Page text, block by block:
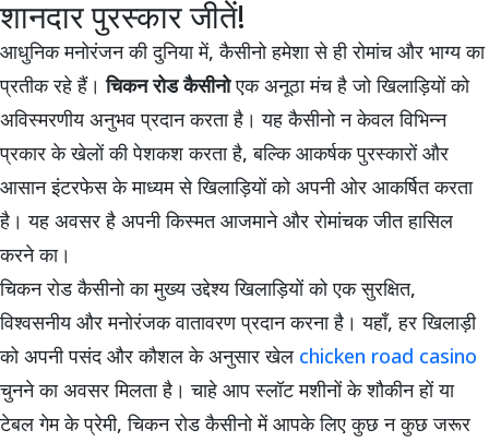
शानदार पुरस्कार जीतें!
आधुनिक मनोरंजन की दुनिया में, कैसीनो हमेशा से ही रोमांच और भाग्य का
प्रतीक रहे हैं।चिकन रोड कैसीनोएक अनूठा मंच है जो खिलाड़ियों को
अविस्मरणीय अनुभव प्रदान करता है। यह कैसीनो न केवल विभिन्न
प्रकार के खेलों की पेशकश करता है, बल्कि आकर्षक पुरस्कारों और
आसान इंटरफेस के माध्यम से खिलाड़ियों को अपनी ओर आकर्षित करता
है। यह अवसर है अपनी किस्मत आजमाने और रोमांचक जीत हासिल
करने का।
चिकन रोड कैसीनो का मुख्य उद्देश्य खिलाड़ियों को एक सुरक्षित,
विश्वसनीय और मनोरंजक वातावरण प्रदान करना है। यहाँ, हर खिलाड़ी
को अपनी पसंद और कौशल के अनुसार खेल chicken road casino
चुनने का अवसर मिलता है। चाहे आप स्लॉट मशीनों के शौकीन हों या
टेबल गेम के प्रेमी, चिकन रोड कैसीनो में आपके लिए कुछ न कुछ जरूर